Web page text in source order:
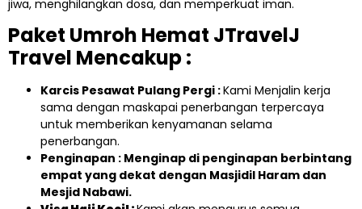
jiwa, menghilangkan dosa, dan memperkuat iman.
Paket Umroh Hemat JTravelJ
Travel Mencakup :
Karcis Pesawat Pulang Pergi :Kami Menjalin kerja
sama dengan maskapai penerbangan terpercaya
untuk memberikan kenyamanan selama
penerbangan.
Penginapan : Menginap di penginapan berbintang
empat yang dekat dengan Masjidil Haram dan
Mesjid Nabawi.